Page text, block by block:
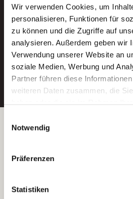
Wir verwenden Cookies, um
personalisieren, Funktionen für
zu können und die Zugriffe auf
analysieren. Außerdem geben wir
Verwendung unserer Website an
soziale Medien, Werbung und
Partner führen diese
weiteren Daten zusammen, die
Wenn Sie auf „Cookies
Sie der Speicherung sämtlicher
Ihre Einwilligung
indem Sie die Cookie-
unsererDatenschutzerklärung
Notwendig
Präferenzen
Statistiken
Neue Stellen
Ein kostenloser
Jobs.
E-Mail-Adresse
Betreiber der Webseite
Kantstraße 45a
(Ein Tochterunternehmen des AWO
e.V.)